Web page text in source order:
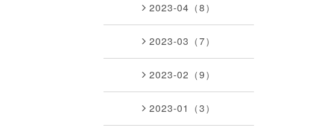
2023-04（8）
2023-03（7）
2023-02（9）
2023-01（3）